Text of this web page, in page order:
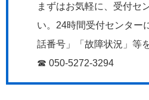
まずはお気軽に、受付セ
い。24時間受付センター
話番号」「故障状況」等
☎ 050-5272-3294